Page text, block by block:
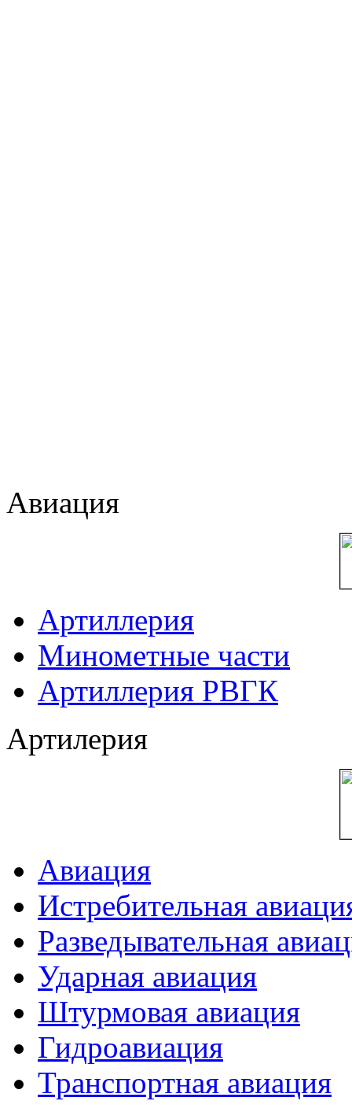
Авиация
Артиллерия
Минометные части
Артиллерия РВГК
Артилерия
Авиация
Истребительная
Разведывательная
Ударная авиация
Штурмовая авиация
Гидроавиация
Транспортная авиация